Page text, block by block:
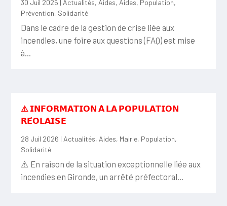
30 Juil 2026 Actualités, Aides, Aides, Population,
Prévention, Solidarité
Dans le cadre de la gestion de crise liée aux
incendies, une foire aux questions (FAQ) est mise
à...
⚠️ 𝗜𝗡𝗙𝗢𝗥𝗠𝗔𝗧𝗜𝗢𝗡 𝗔̀ 𝗟𝗔 𝗣𝗢𝗣𝗨𝗟𝗔𝗧𝗜𝗢𝗡
𝗥𝗘́𝗢𝗟𝗔𝗜𝗦𝗘
28 Juil 2026 | Actualités, Aides, Mairie, Population,
Solidarité
⚠️ En raison de la situation exceptionnelle liée aux
incendies en Gironde, un arrêté préfectoral...